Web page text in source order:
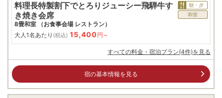
料理長特製割下でとろりジューシー飛騨牛す
き焼き会席
8畳和室 （お食事会場 レストラン）
朝・夕
和室
大人1名あたり (税込) 15,400 円~
すべての料金・宿泊プラン(4件)を見る
宿の基本情報を見る